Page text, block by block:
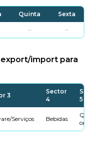
Quinta Sexta
– –
import para
3
Sector
4
5
Serviços Bebidas